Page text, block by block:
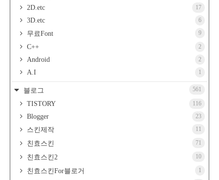
2D.etc 17
3D.etc 6
무료Font 9
C++ 2
Android 2
A.I 1
블로그 561
TISTORY 116
Blogger 23
스킨제작 11
친효스킨 71
친효스킨2 10
친효스킨For블로거 1